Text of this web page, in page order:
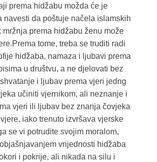
prema hidžabu možda će je
navesti da poštuje načela islamskih
mržnja prema hidžabu ženu može
tome, treba se truditi radi
hidžaba, namaza i ljubavi prema
u društvu, a ne djelovati bez
i ljubav prema vjeri jedng
učiniti vjernikom, ali neznanje i
vjeri ili ljubav bez znanja čovjeka
iako trenuto izvršava vjerske
se vi potrudite svojim moralom,
vrijednosti hidžaba
i pokrije, ali nikada na silu i